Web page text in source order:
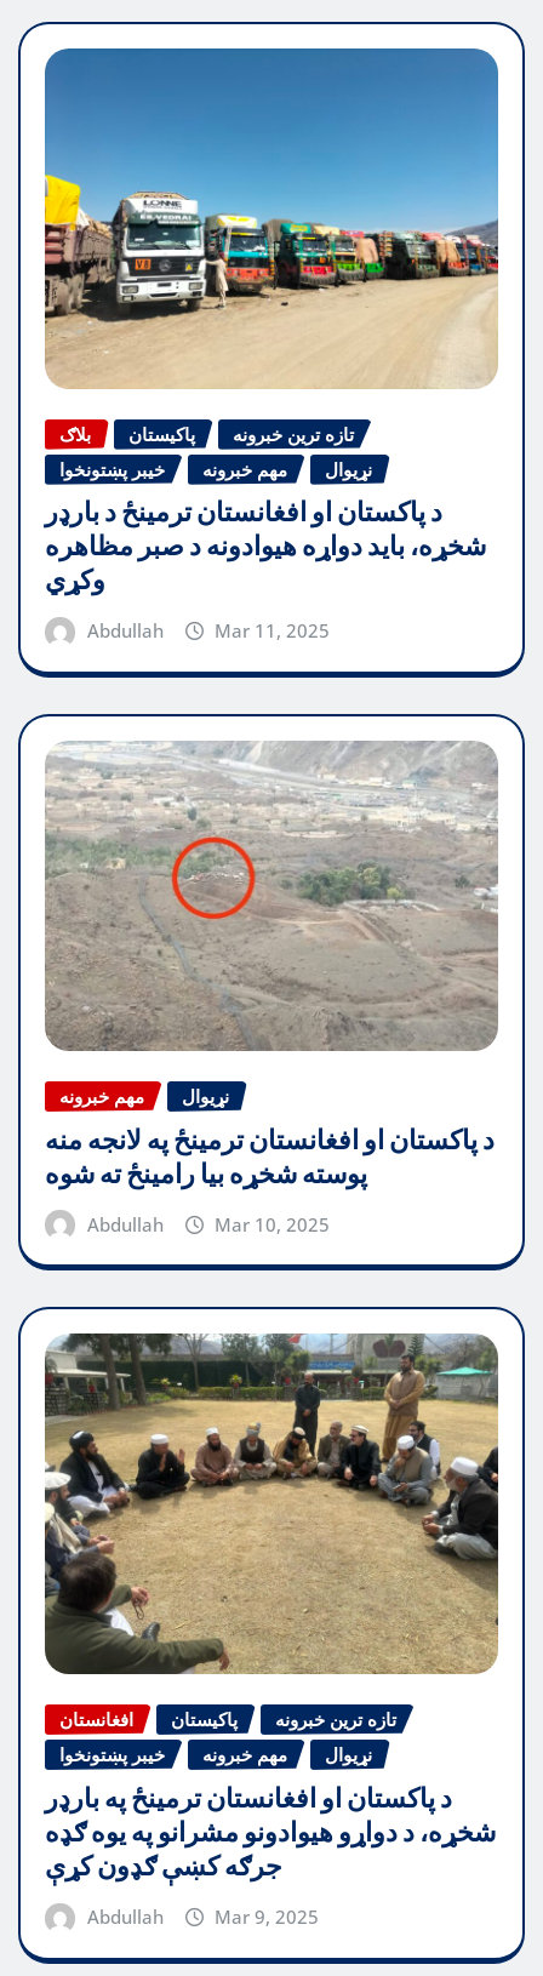
بلاګ پاکیستان
تازه ترین خبرونه
خیبر پښتونخوا
مهم خبرونه نړیوال
د پاکستان او افغانستان ترمینځ د بارډر
شخړه، باید دواړه هیوادونه د صبر مظاهره
وکړي
Abdullah Mar 11, 2025
مهم خبرونه نړیوال
د پاکستان او افغانستان ترمینځ په لانجه منه
پوسته شخړه بیا رامینځ ته شوه
Abdullah Mar 10, 2025
افغانستان پاکیستان
تازه ترین خبرونه
خیبر پښتونخوا
مهم خبرونه نړیوال
د پاکستان او افغانستان ترمینځ په بارډر
شخړه، د دواړو هیوادونو مشرانو په یوه ګډه
جرګه کښې ګډون کړې
Abdullah Mar 9, 2025